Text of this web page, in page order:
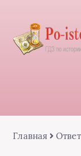
Главная